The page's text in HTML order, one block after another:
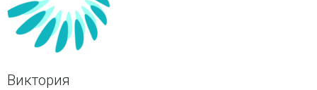
Виктория